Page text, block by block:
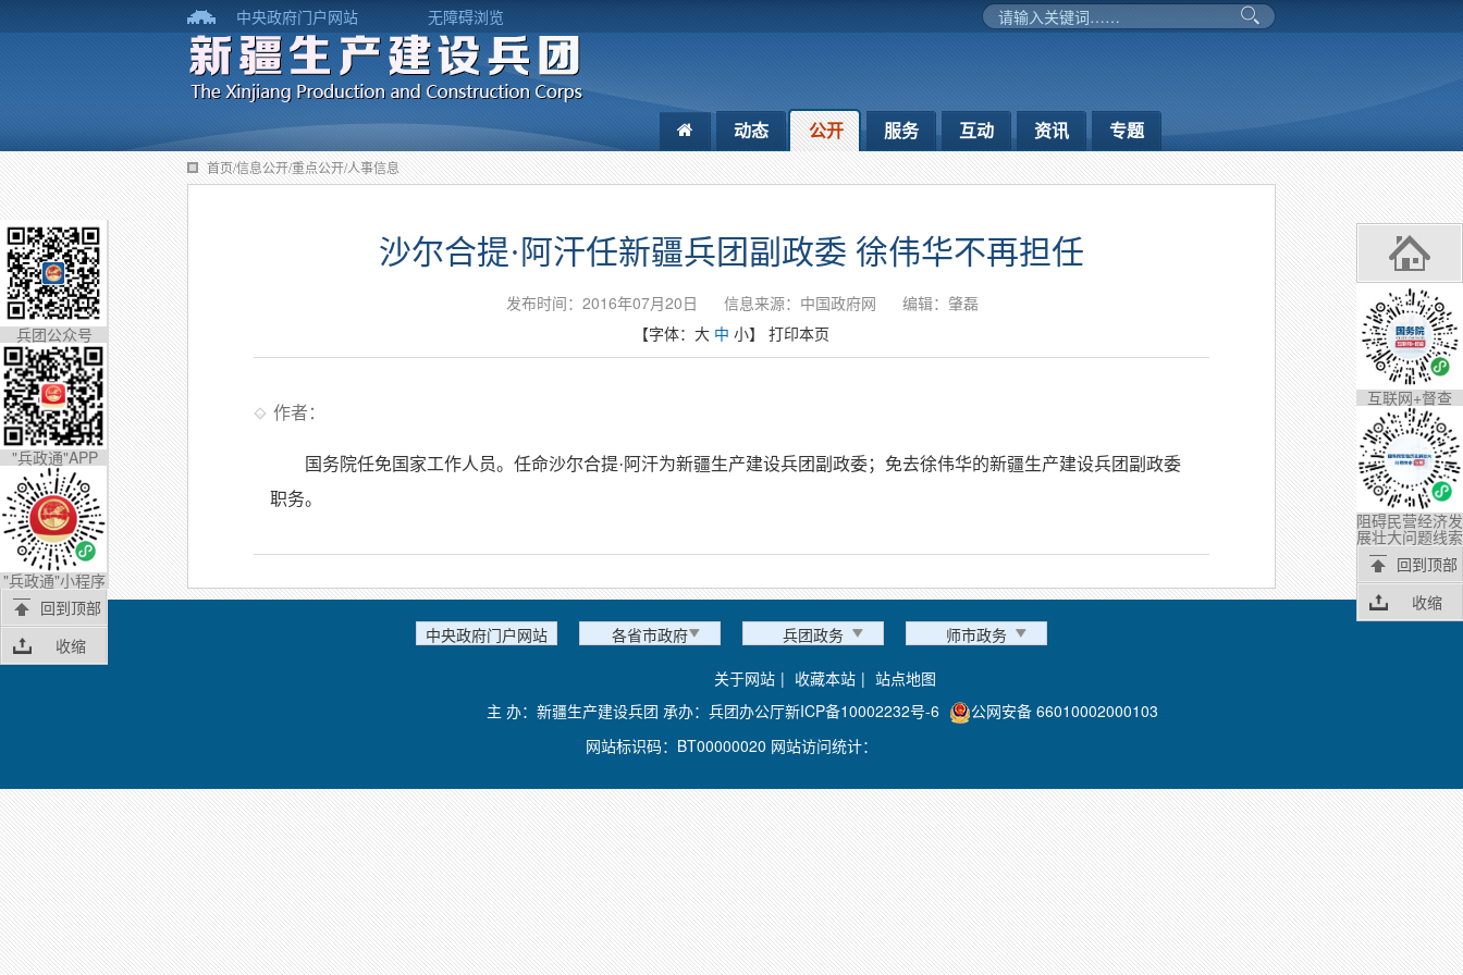
中央政府门户网站 无障碍浏览
动态 公开 服务 互动 资讯 专题
首页/信息公开/重点公开/人事信息
沙尔合提·阿汗任新疆兵团副政委 徐伟华不再担任
发布时间：2016年07月20日 信息来源：中国政府网
编辑：肇磊
【字体： 大 中 小】 打印本页
作者：
国务院任免国家工作人员。任命沙尔合提·阿汗为新疆生产建设兵团副政委；免去徐伟华的新疆生产建设兵团副政委
职务。
中央政府门户网站 各省市政府 兵团政务
师市政务
关于网站 | 收藏本站 | 站点地图
主 办：新疆生产建设兵团 承办：兵团办公厅新ICP备10002232号-6
公网安备 66010002000103
网站标识码：BT00000020 网站访问统计：
互联网+督查
阻碍民营经济发
展壮大问题线索
回到顶部
收缩
兵团公众号
"兵政通"APP
"兵政通"小程序
回到顶部
收缩